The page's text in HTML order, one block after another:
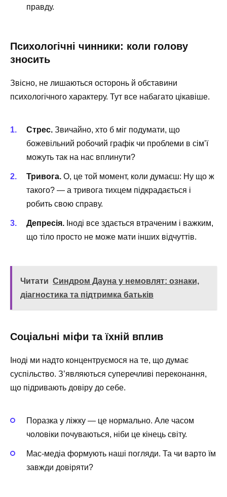
правду.
Психологічні чинники: коли голову
зносить
Звісно, не лишаються осторонь й обставини
психологічного характеру. Тут все набагато цікавіше.
Стрес. Звичайно, хто б міг подумати, що
божевільний робочий графік чи проблеми в сім’ї
можуть так на нас вплинути?
Тривога. О, це той момент, коли думаєш: Ну що ж
такого? — а тривога тихцем підкрадається і
робить свою справу.
Депресія. Іноді все здається втраченим і важким,
що тіло просто не може мати інших відчуттів.
Читати Синдром Дауна у немовлят: ознаки,
діагностика та підтримка батьків
Соціальні міфи та їхній вплив
Іноді ми надто концентруємося на те, що думає
суспільство. З’являються суперечливі переконання,
що підривають довіру до себе.
Поразка у ліжку — це нормально. Але часом
чоловіки почуваються, ніби це кінець світу.
Мас-медіа формують наші погляди. Та чи варто їм
завжди довіряти?